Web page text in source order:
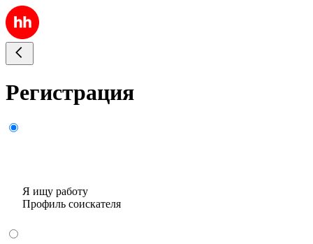
Регистрация
Я ищу работу
Профиль соискателя